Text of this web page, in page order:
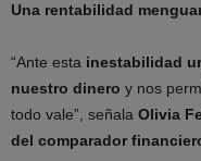
Una rentabilidad
“Ante esta inestabilidad
nuestro dinero y nos
todo vale”, señala Olivia
del comparador